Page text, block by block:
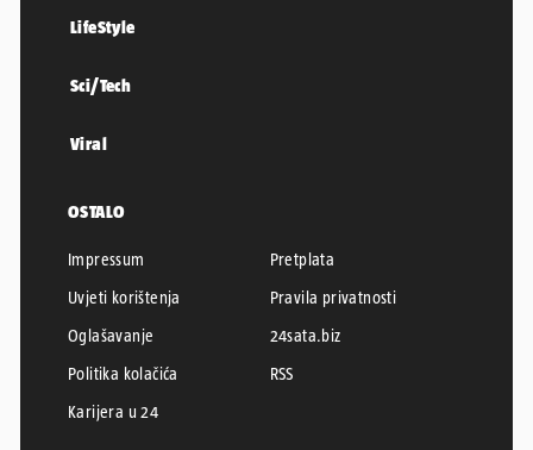
LifeStyle
Sci/Tech
Viral
OSTALO
Impressum
Pretplata
Uvjeti korištenja
Pravila privatnosti
Oglašavanje
24sata.biz
Politika kolačića
RSS
Karijera u 24